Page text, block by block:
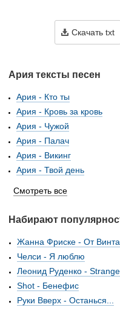
Скачать txt
Ария тексты песен
Ария - Кто ты
Ария - Кровь за кровь
Ария - Чужой
Ария - Палач
Ария - Викинг
Ария - Твой день
Смотреть все
Набирают
Жанна Фриске - От
Челси - Я люблю
Леонид Руденко -
Shot - Бенефис
Руки Вверх - Останься...